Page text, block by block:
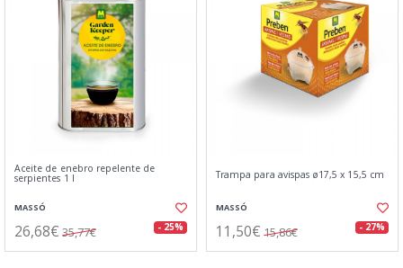
Aceite de enebro repelente de
serpientes 1 l
MASSÓ
26,68€ 35,77€ - 25%
Trampa para avispas ø17,5 x 15,5 cm
MASSÓ
11,50€ 15,86€ - 27%